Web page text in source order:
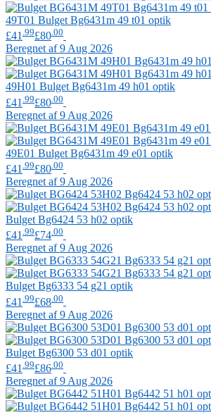
49T01 Bulget Bg6431m 49 t01 optik
£41 .99£80 .00
Beregnet af 9 Aug 2026
49H01 Bulget Bg6431m 49 h01 optik
£41 .99£80 .00
Beregnet af 9 Aug 2026
49E01 Bulget Bg6431m 49 e01 optik
£41 .99£80 .00
Beregnet af 9 Aug 2026
Bulget Bg6424 53 h02 optik
£41 .99£74 .00
Beregnet af 9 Aug 2026
Bulget Bg6333 54 g21 optik
£41 .99£68 .00
Beregnet af 9 Aug 2026
Bulget Bg6300 53 d01 optik
£41 .99£86 .00
Beregnet af 9 Aug 2026